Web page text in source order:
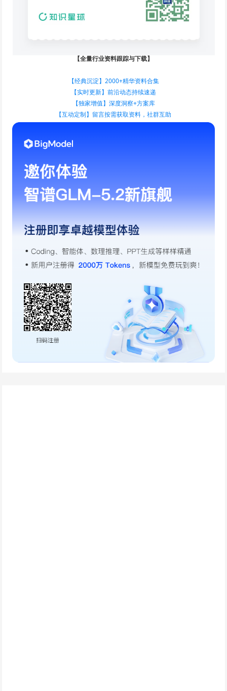
【全量行业资料跟踪与下载】
【经典沉淀】2000+精华资料合集
【实时更新】前沿动态持续速递
【独家增值】深度洞察+方案库
【互动定制】留言按需获取资料，社群互助